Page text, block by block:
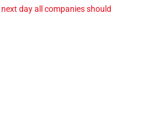
day all companies should